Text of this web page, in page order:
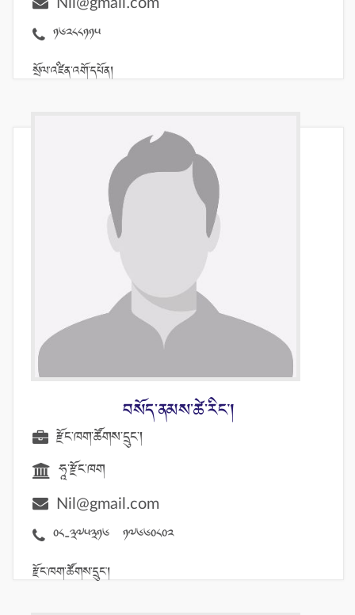
16288115
སྲོལ་འཛིན་འགོ་དཔོན།
བསོད་ནམས་ཚེ་རིང་།
རྫོང་ཁག་ཚོགས་དྲུང་།
ཧཱ་རྫོང་ཁག
Nil@gmail.com
08-375316 17660802
རྫོང་ཁག་ཚོགས་དྲུང་།